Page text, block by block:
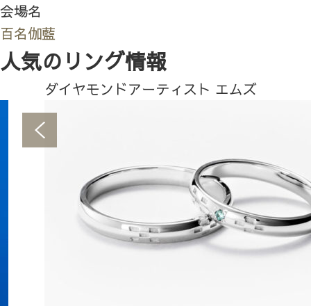
会場名
百名伽藍
人気のリング情報
ダイヤモンドアーティスト エムズ